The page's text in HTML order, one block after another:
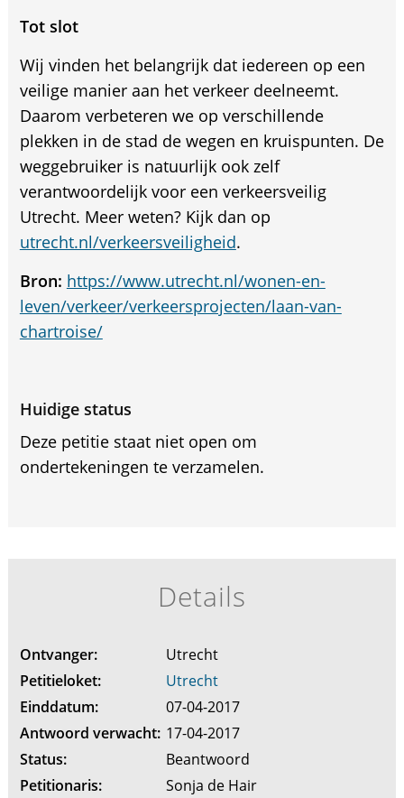
Tot slot
Wij vinden het belangrijk dat iedereen op een
veilige manier aan het verkeer deelneemt.
Daarom verbeteren we op verschillende
plekken in de stad de wegen en kruispunten. De
weggebruiker is natuurlijk ook zelf
verantwoordelijk voor een verkeersveilig
Utrecht. Meer weten? Kijk dan op
utrecht.nl/verkeersveiligheid.
Bron: https://www.utrecht.nl/wonen-en-
leven/verkeer/verkeersprojecten/laan-van-
chartroise/
Huidige status
Deze petitie staat niet open om
ondertekeningen te verzamelen.
Details
Ontvanger:
Utrecht
Petitieloket:
Utrecht
Einddatum:
07-04-2017
Antwoord verwacht: 17-04-2017
Status:
Beantwoord
Petitionaris:
Sonja de Hair